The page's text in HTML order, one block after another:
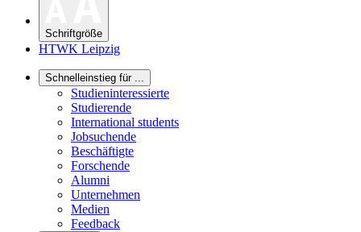
Schriftgröße
HTWK Leipzig
Schnelleinstieg für ...
Studieninteressierte
Studierende
International students
Jobsuchende
Beschäftigte
Forschende
Alumni
Unternehmen
Medien
Feedback